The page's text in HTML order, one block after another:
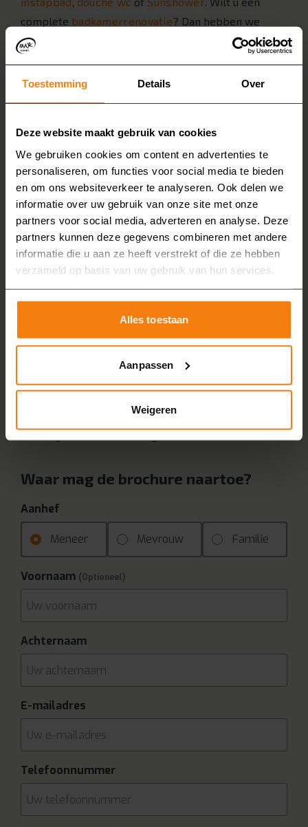
Toestemming Details Over
Deze website maakt gebruik van cookies
We gebruiken cookies om content en advertenties te
personaliseren, om functies voor social media te bieden
en om ons websiteverkeer te analyseren. Ook delen we
informatie over uw gebruik van onze site met onze
partners voor social media, adverteren en analyse. Deze
partners kunnen deze gegevens combineren met andere
informatie die u aan ze heeft verstrekt of die ze hebben
verzameld op basis van uw gebruik van hun services.
Alles toestaan
Aanpassen
Weigeren
complete badkamerrenovatie? Dan hebben we
minimaal twee dagen nodig. De snelle renovatie
Ja, ik ontvang graag de
gratis brochure!
mogelijkheden voor uw
10.000+ tevreden klantengingen u voor
Waar mag de brochure naartoe?
Aanhef
Meneer Mevrouw Familie
Voornaam (Optioneel)
Achternaam
E-mailadres
Telefoonnummer